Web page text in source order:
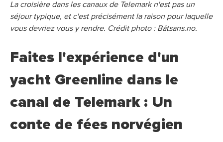
La croisière dans les canaux de Telemark n'est pas un
séjour typique, et c'est précisément la raison pour laquelle
vous devriez vous y rendre. Crédit photo : Båtsans.no.
Faites l'expérience d'un
yacht Greenline dans le
canal de Telemark : Un
conte de fées norvégien